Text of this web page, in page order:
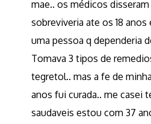
mae.. os médicos
sobreviveria ate os 18
uma pessoa q dependeria
Tomava 3 tipos de
tegretol.. mas a fe de
anos fui curada.. me casei
saudaveis estou com 37